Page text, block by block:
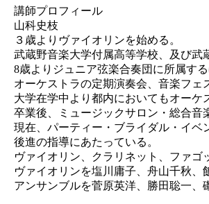
講師プロフィール
山科史枝
３歳よりヴァイオリンを始める。
武蔵野音楽大学付属高等学校、及び武
8歳よりジュニア弦楽合奏団に所属する
オーケストラの定期演奏会、音楽フェ
大学在学中より都内においてもオーケ
卒業後、ミュージックサロン・総合音
現在、パーティー・ブライダル・イベ
後進の指導にあたっている。
ヴァイオリン、クラリネット、ファゴ
ヴァイオリンを塩川庸子、舟山千秋、
アンサンブルを菅原英洋、勝田聡一、